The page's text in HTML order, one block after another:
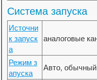
Система запуска
Источни
к запуск
а
аналоговые
Режим з
апуска
Авто,